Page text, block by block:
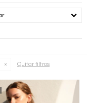
Recomendados
Quitar filtros